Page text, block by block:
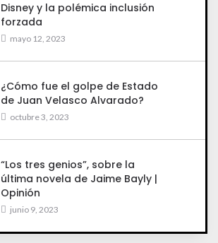
Disney y la polémica inclusión
forzada
mayo 12, 2023
¿Cómo fue el golpe de Estado
de Juan Velasco Alvarado?
octubre 3, 2023
“Los tres genios”, sobre la
última novela de Jaime Bayly |
Opinión
junio 9, 2023